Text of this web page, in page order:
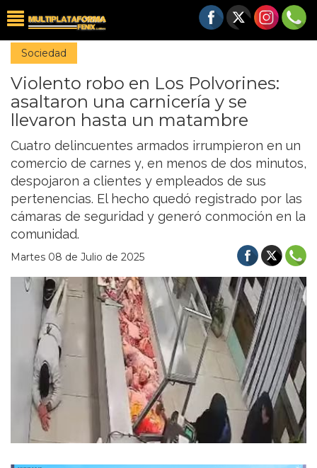
Sociedad
Violento robo en Los Polvorines:
asaltaron una carnicería y se
llevaron hasta un matambre
Cuatro delincuentes armados irrumpieron en un
comercio de carnes y, en menos de dos minutos,
despojaron a clientes y empleados de sus
pertenencias. El hecho quedó registrado por las
cámaras de seguridad y generó conmoción en la
comunidad.
Martes 08 de Julio de 2025